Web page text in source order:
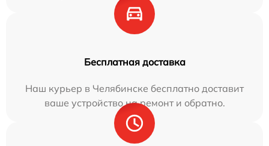
Бесплатная доставка
Наш курьер в Челябинске бесплатно доставит
ваше устройство на ремонт и обратно.